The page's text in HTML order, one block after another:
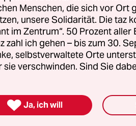
erst durch Kommen und
in „Sonne/Luft“, zwei
inspirierten
Elementen, geschrieben
Monolog des
danach Schwärze.“
Menschen, die sich vor Ort
unsere Solidarität. Die taz
im Zentrum“. 50 Prozent
zahl ich gehen – bis zum 30.
selbstverwaltete Orte
sie verschwinden. Sind Sie
 Ja, ich will